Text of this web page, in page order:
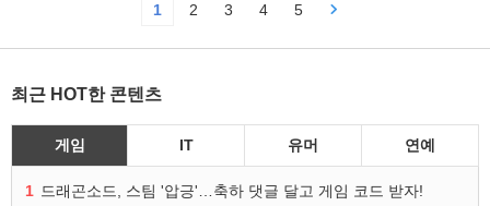
1 2 3 4 5
최근 HOT한 콘텐츠
게임 IT 유머 연예
1 드래곤소드, 스팀 '압긍'…축하 댓글 달고 게임 코드 받자!